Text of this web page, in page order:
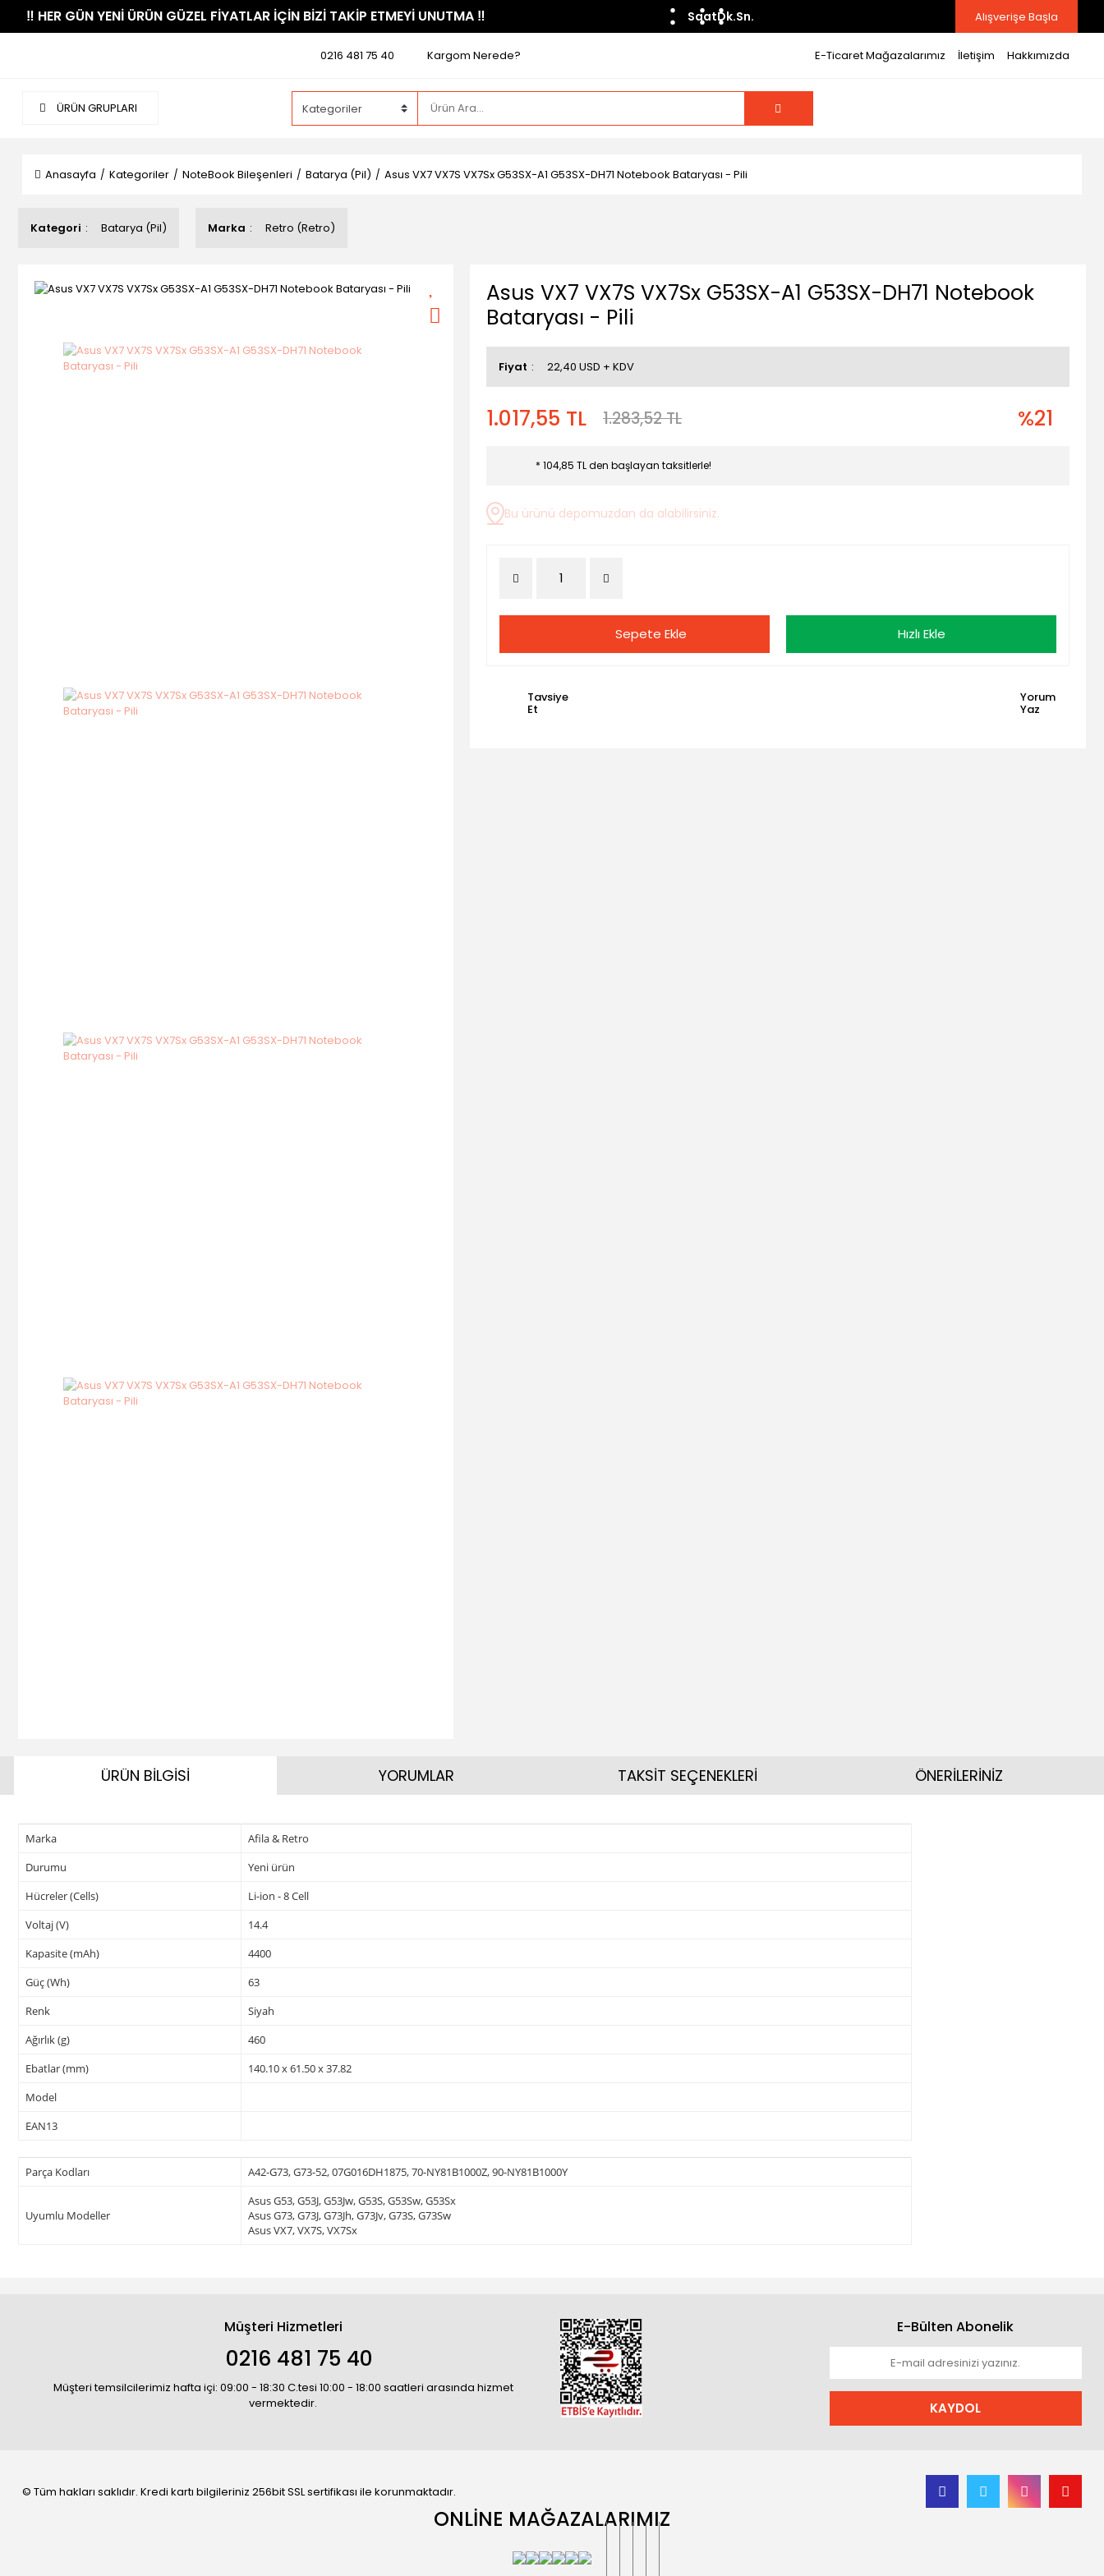
​‼️​ HER GÜN YENİ ÜRÜN GÜZEL FİYATLAR İÇİN BİZİ TAKİP ETMEYİ UNUTMA ​‼️​ SaatDk.Sn. Alışverişe Başla
0216 481 75 40 Kargom Nerede? E-Ticaret Mağazalarımız İletişim Hakkımızda
ÜRÜN GRUPLARI
Anasayfa Kategoriler NoteBook Bileşenleri Batarya (Pil) Asus VX7 VX7S VX7Sx G53SX-A1 G53SX-DH71 Notebook Bataryası - Pili
Kategori Batarya (Pil) Marka Retro (Retro)
Asus VX7 VX7S VX7Sx G53SX-A1 G53SX-DH71 Notebook
Bataryası - Pili
Fiyat 22,40 USD + KDV
1.017,55 TL 1.283,52 TL %21
* 104,85 TL den başlayan taksitlerle!
Bu ürünü depomuzdan da alabilirsiniz.
Sepete Ekle Hızlı Ekle
Tavsiye
Et
Yorum
Yaz
ÜRÜN BİLGİSİ
Marka
Afila & Retro
Durumu
Yeni ürün
Hücreler (Cells)
Li-ion - 8 Cell
Voltaj (V)
14.4
Kapasite (mAh)
4400
Güç (Wh)
63
Renk
Siyah
Ağırlık (g)
460
Ebatlar (mm)
140.10 x 61.50 x 37.82
Model
EAN13
Parça Kodları A42-G73, G73-52, 07G016DH1875, 70-NY81B1000Z, 90-NY81B1000Y
Uyumlu Modeller
Asus G53, G53J, G53Jw, G53S, G53Sw, G53Sx
Asus G73, G73J, G73Jh, G73Jv, G73S, G73Sw
Asus VX7, VX7S, VX7Sx
YORUMLAR TAKSİT SEÇENEKLERİ ÖNERİLERİNİZ
Müşteri Hizmetleri
0216 481 75 40
Müşteri temsilcilerimiz hafta içi: 09:00 - 18:30 C.tesi 10:00 - 18:00 saatleri arasında hizmet
vermektedir.
E-Bülten Abonelik
KAYDOL
© Tüm hakları saklıdır. Kredi kartı bilgileriniz 256bit SSL sertifikası ile korunmaktadır.
ONLİNE MAĞAZALARIMIZ